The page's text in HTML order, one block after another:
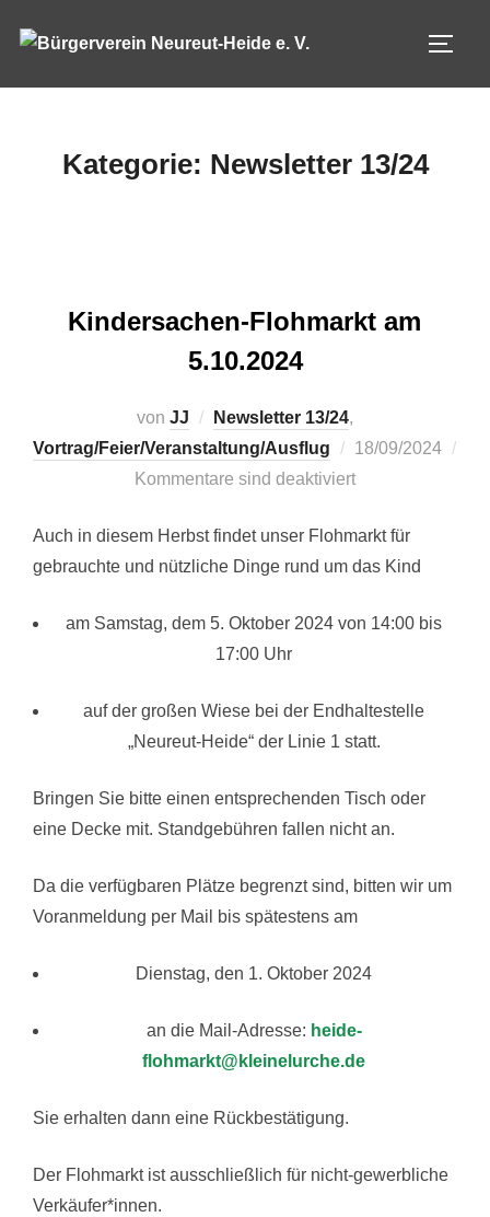
Inhalt
Kategorie: Newsletter 13/24
Kindersachen-Flohmarkt am
5.10.2024
von JJ Newsletter 13/24,
Vortrag/Feier/Veranstaltung/Ausflug
Veröffentlicht
am
18/09/2024
Kommentare sind deaktiviert
Auch in diesem Herbst findet unser Flohmarkt für
gebrauchte und nützliche Dinge rund um das Kind
am Samstag, dem 5. Oktober 2024 von 14:00 bis
17:00 Uhr
auf der großen Wiese bei der Endhaltestelle
„Neureut-Heide“ der Linie 1 statt.
Bringen Sie bitte einen entsprechenden Tisch oder
eine Decke mit. Standgebühren fallen nicht an.
Da die verfügbaren Plätze begrenzt sind, bitten wir um
Voranmeldung per Mail bis spätestens am
Dienstag, den 1. Oktober 2024
an die Mail-Adresse: heide-
flohmarkt@kleinelurche.de
Sie erhalten dann eine Rückbestätigung.
Der Flohmarkt ist ausschließlich für nicht-gewerbliche
Verkäufer*innen.